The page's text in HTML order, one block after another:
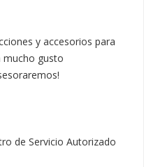
y accesorios para
mucho gusto
de Servicio Autorizado